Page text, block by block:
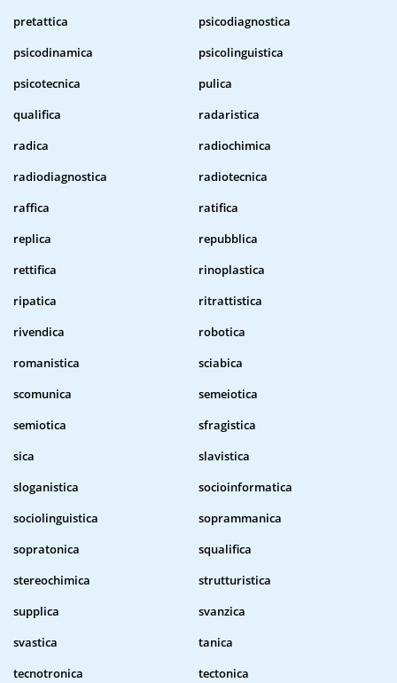
pretattica
psicodiagnostica
psicodinamica
psicolinguistica
psicotecnica
pulica
qualifica
radaristica
radica
radiochimica
radiodiagnostica
radiotecnica
raffica
ratifica
replica
repubblica
rettifica
rinoplastica
ripatica
ritrattistica
rivendica
robotica
romanistica
sciabica
scomunica
semeiotica
semiotica
sfragistica
sica
slavistica
sloganistica
socioinformatica
sociolinguistica
soprammanica
sopratonica
squalifica
stereochimica
strutturistica
supplica
svanzica
svastica
tanica
tecnotronica
tectonica